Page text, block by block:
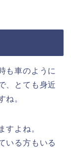
も車のように
、とても身近
ね。
すよね。
いる方もいる